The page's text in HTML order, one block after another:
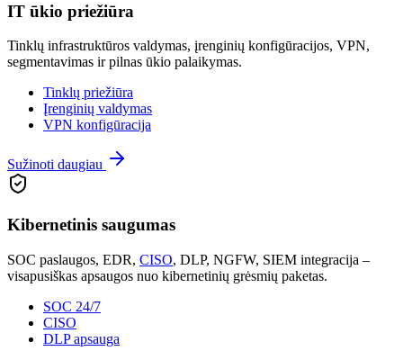
IT ūkio priežiūra
Tinklų infrastruktūros valdymas, įrenginių konfigūracijos, VPN,
segmentavimas ir pilnas ūkio palaikymas.
Tinklų priežiūra
Įrenginių valdymas
VPN konfigūracija
Sužinoti daugiau
Kibernetinis saugumas
SOC paslaugos, EDR, CISO, DLP, NGFW, SIEM integracija –
visapusiškas apsaugos nuo kibernetinių grėsmių paketas.
SOC 24/7
CISO
DLP apsauga